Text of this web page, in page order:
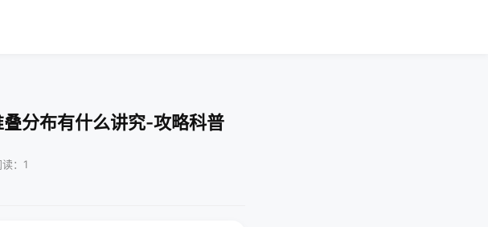
分布有什么讲究-攻略科普
：1